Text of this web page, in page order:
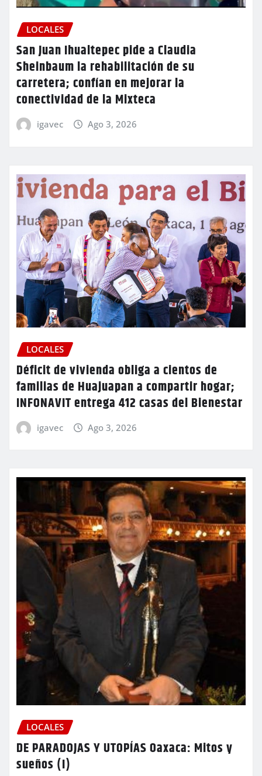
LOCALES
San Juan Ihualtepec pide a Claudia
Sheinbaum la rehabilitación de su
carretera; confían en mejorar la
conectividad de la Mixteca
igavec Ago 3, 2026
LOCALES
Déficit de vivienda obliga a cientos de
familias de Huajuapan a compartir hogar;
INFONAVIT entrega 412 casas del Bienestar
igavec Ago 3, 2026
LOCALES
DE PARADOJAS Y UTOPÍAS Oaxaca: Mitos y
sueños (I)